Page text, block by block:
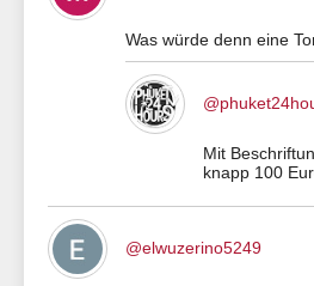
Was würde denn eine
Mit
knapp 100
@elwuzerino5249